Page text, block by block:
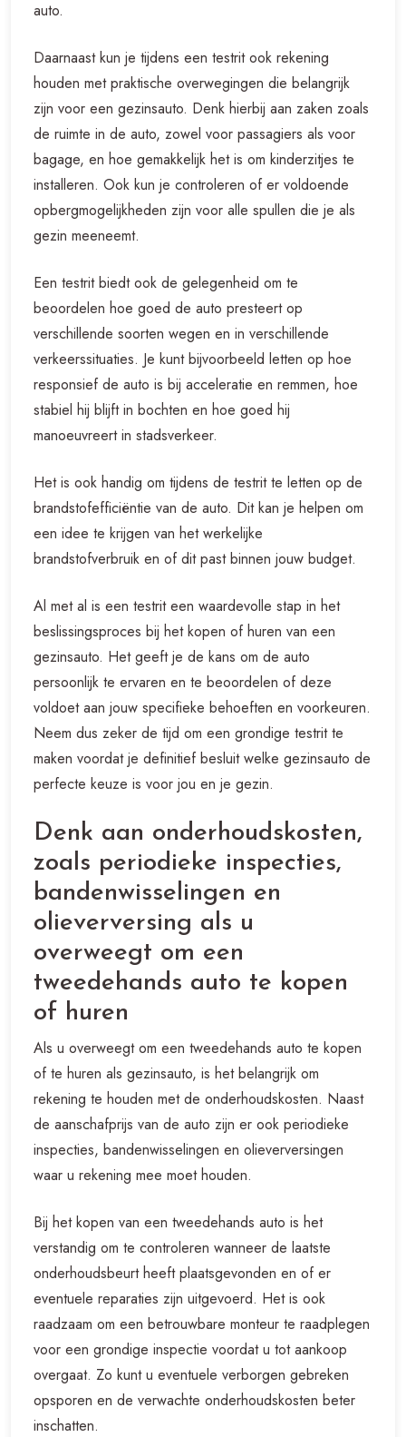
auto.
Daarnaast kun je tijdens een testrit ook rekening
houden met praktische overwegingen die belangrijk
zijn voor een gezinsauto. Denk hierbij aan zaken zoals
de ruimte in de auto, zowel voor passagiers als voor
bagage, en hoe gemakkelijk het is om kinderzitjes te
installeren. Ook kun je controleren of er voldoende
opbergmogelijkheden zijn voor alle spullen die je als
gezin meeneemt.
Een testrit biedt ook de gelegenheid om te
beoordelen hoe goed de auto presteert op
verschillende soorten wegen en in verschillende
verkeerssituaties. Je kunt bijvoorbeeld letten op hoe
responsief de auto is bij acceleratie en remmen, hoe
stabiel hij blijft in bochten en hoe goed hij
manoeuvreert in stadsverkeer.
Het is ook handig om tijdens de testrit te letten op de
brandstofefficiëntie van de auto. Dit kan je helpen om
een idee te krijgen van het werkelijke
brandstofverbruik en of dit past binnen jouw budget.
Al met al is een testrit een waardevolle stap in het
beslissingsproces bij het kopen of huren van een
gezinsauto. Het geeft je de kans om de auto
persoonlijk te ervaren en te beoordelen of deze
voldoet aan jouw specifieke behoeften en voorkeuren.
Neem dus zeker de tijd om een grondige testrit te
maken voordat je definitief besluit welke gezinsauto de
perfecte keuze is voor jou en je gezin.
Denk aan onderhoudskosten,
zoals periodieke inspecties,
bandenwisselingen en
olieverversing als u
overweegt om een
tweedehands auto te kopen
of huren
Als u overweegt om een tweedehands auto te kopen
of te huren als gezinsauto, is het belangrijk om
rekening te houden met de onderhoudskosten. Naast
de aanschafprijs van de auto zijn er ook periodieke
inspecties, bandenwisselingen en olieverversingen
waar u rekening mee moet houden.
Bij het kopen van een tweedehands auto is het
verstandig om te controleren wanneer de laatste
onderhoudsbeurt heeft plaatsgevonden en of er
eventuele reparaties zijn uitgevoerd. Het is ook
raadzaam om een betrouwbare monteur te raadplegen
voor een grondige inspectie voordat u tot aankoop
overgaat. Zo kunt u eventuele verborgen gebreken
opsporen en de verwachte onderhoudskosten beter
inschatten.